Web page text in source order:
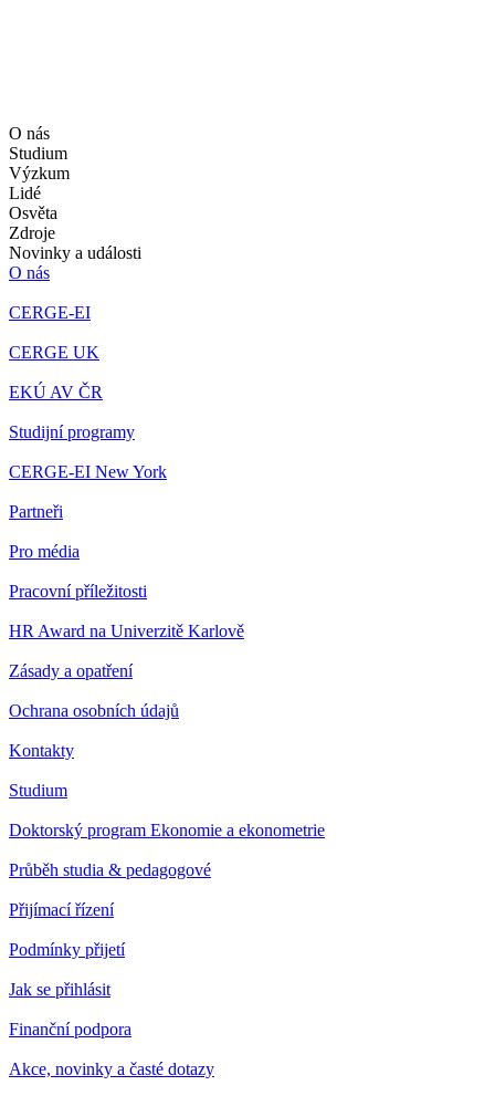
O nás
Studium
Výzkum
Lidé
Osvěta
Zdroje
Novinky a události
O nás
CERGE-EI
CERGE UK
EKÚ AV ČR
Studijní programy
CERGE-EI New York
Partneři
Pro média
Pracovní příležitosti
HR Award na Univerzitě Karlově
Zásady a opatření
Ochrana osobních údajů
Kontakty
Studium
Doktorský program Ekonomie a ekonometrie
Průběh studia & pedagogové
Přijímací řízení
Podmínky přijetí
Jak se přihlásit
Finanční podpora
Akce, novinky a časté dotazy